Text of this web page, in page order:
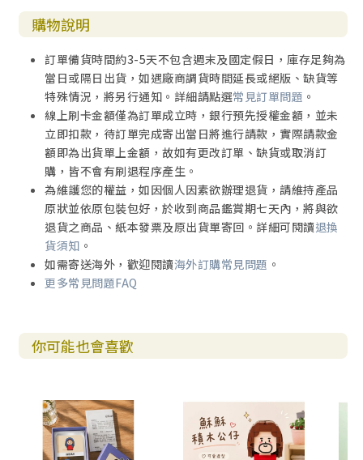
購物說明
訂單備貨時間約3-5天不包含週末及國定假日，庫存足夠為
當日或隔日出貨，如遇廠商調貨時間延長或絕版、缺貨等
特殊情況，將另行通知。詳細請點選常見訂單問題 。
線上刷卡金額僅為訂單成立時，銀行預先授權金額，並未
立即扣款，待訂單完成寄出當日將進行請款，實際請款金
額即為出貨單上金額，故如有更改訂單、缺貨或取消訂
購，皆不會有刷退程序產生。
為維護您的權益，如因個人因素欲辦理退貨，請維持產品
原狀並依原包裝包好，於收到商品鑑賞期七天內，將與欲
退貨之商品、紙本發票及原出貨單寄回。詳細可閱讀退換
貨須知 。
如需寄送海外，歡迎閱讀海外訂購常見問題 。
更多常見問題FAQ
你可能也會喜歡